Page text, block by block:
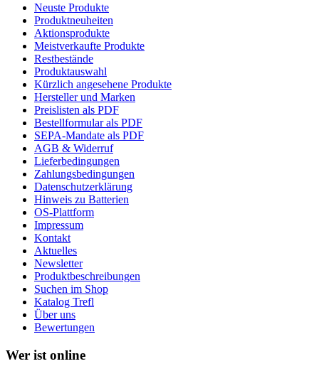
Neuste Produkte
Produktneuheiten
Aktionsprodukte
Meistverkaufte Produkte
Restbestände
Produktauswahl
Kürzlich angesehene Produkte
Hersteller und Marken
Preislisten als PDF
Bestellformular als PDF
SEPA-Mandate als PDF
AGB & Widerruf
Lieferbedingungen
Zahlungsbedingungen
Datenschutzerklärung
Hinweis zu Batterien
OS-Plattform
Impressum
Kontakt
Aktuelles
Newsletter
Produktbeschreibungen
Suchen im Shop
Katalog Trefl
Über uns
Bewertungen
Wer ist online